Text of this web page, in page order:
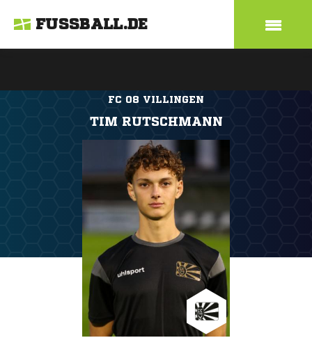
FUSSBALL.DE
FC 08 VILLINGEN
TIM RUTSCHMANN